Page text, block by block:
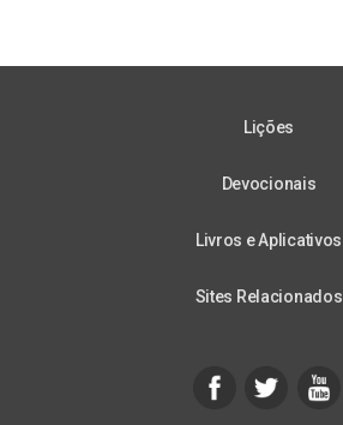
Lições
Devocionais
Livros e Aplicativos
Sites Relacionados